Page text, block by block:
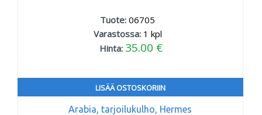
Tuote:06705
Varastossa: 1 kpl
Hinta: 35.00 €
LISÄÄ OSTOSKORIIN
Arabia, tarjoilukulho, Hermes